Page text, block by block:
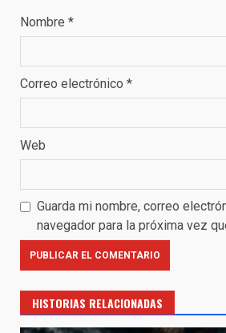
Nombre *
Correo electrónico *
Web
Guarda mi nombre, correo
navegador para la próxima vez
HISTORIAS RELACIONADAS